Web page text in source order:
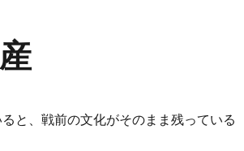
と、戦前の文化がそのまま残っている